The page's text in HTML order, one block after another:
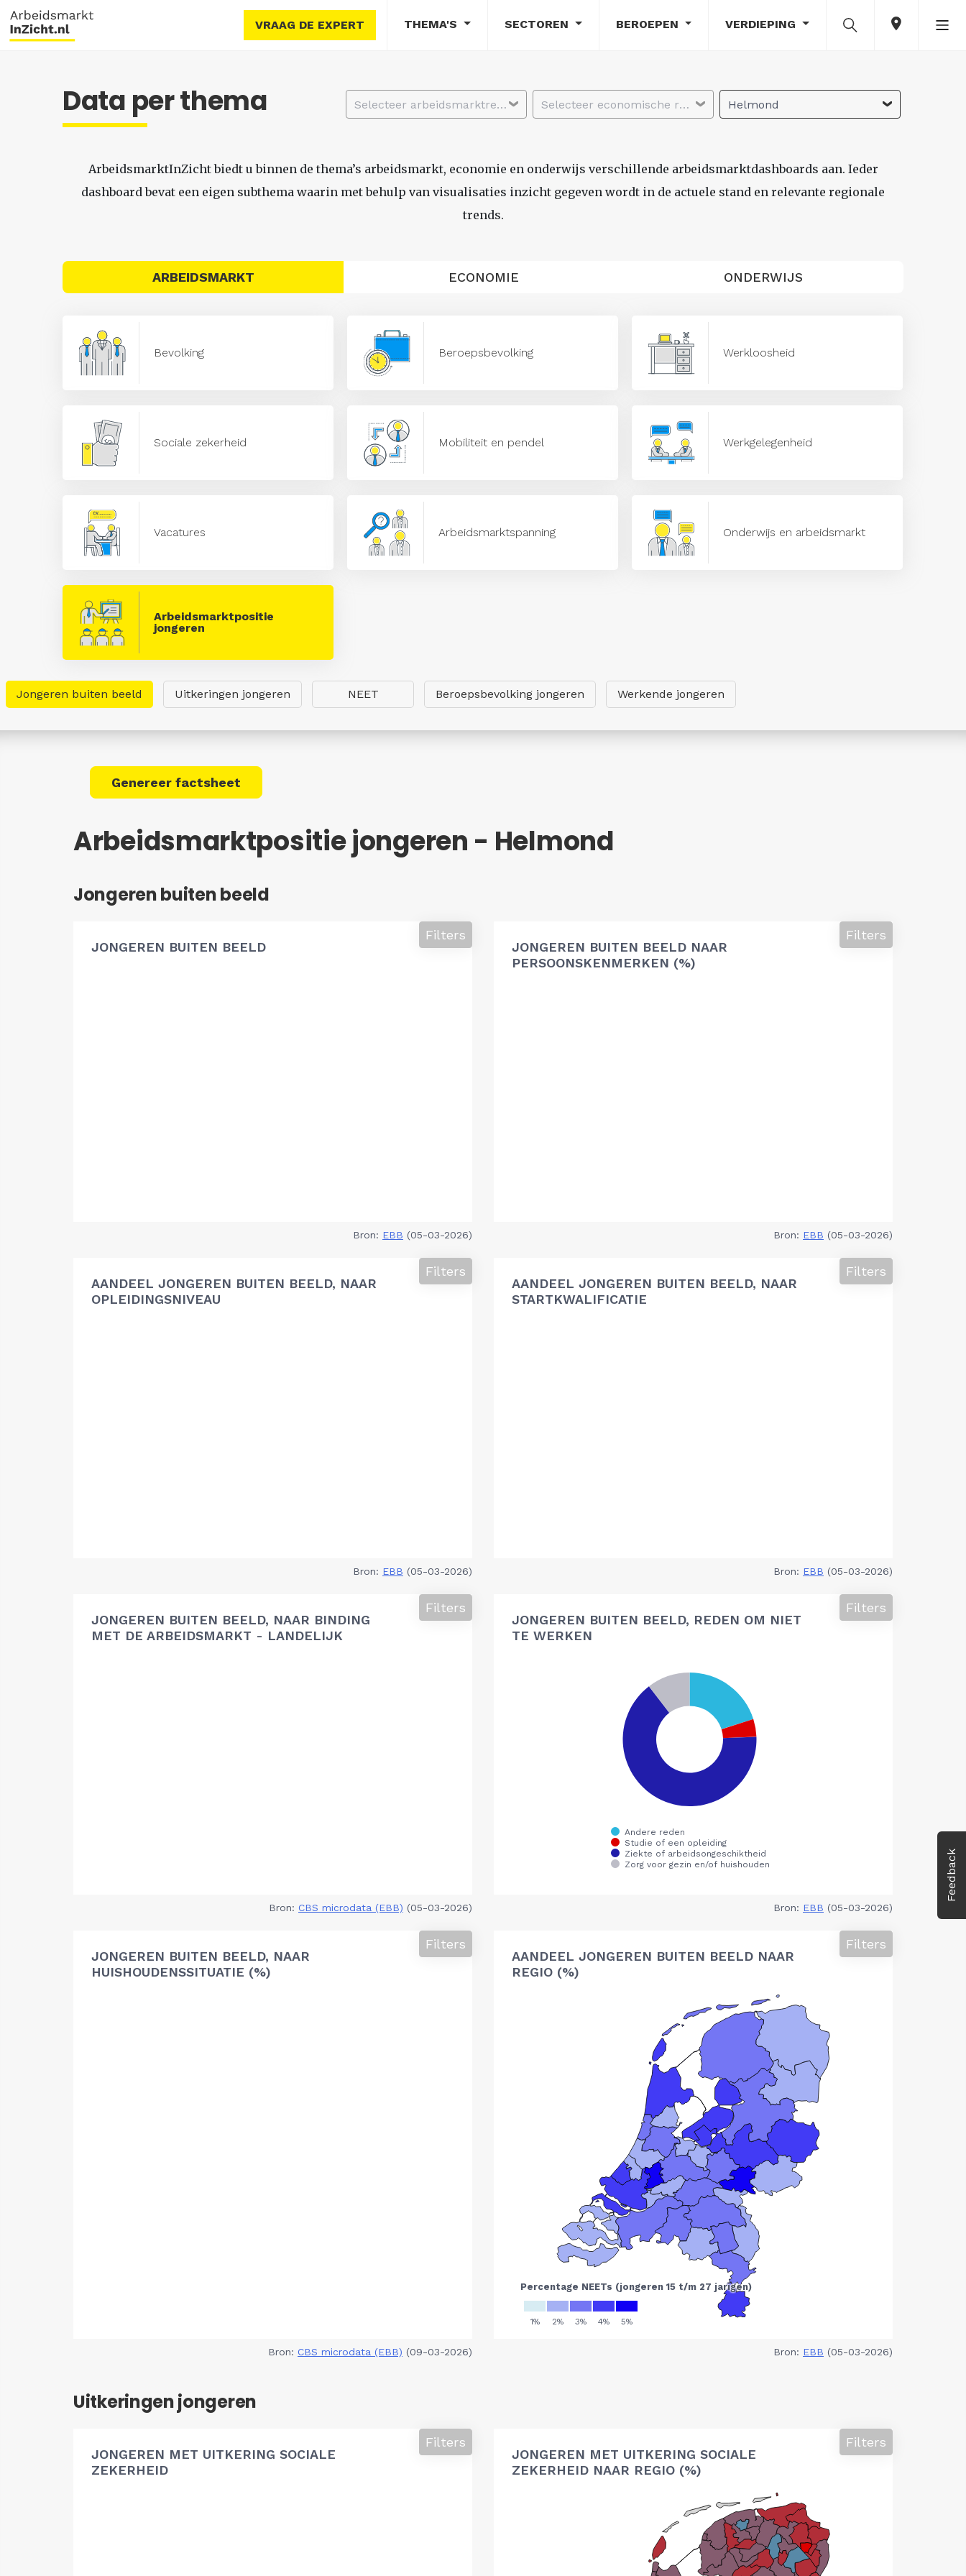
VRAAG DE EXPERT THEMA'S SECTOREN BEROEPEN VERDIEPING
Feedback
Data per thema Selecteer arbeidsmarktregio Selecteer economische regio Helmond
ArbeidsmarktInZicht biedt u binnen de thema’s arbeidsmarkt, economie en onderwijs verschillende arbeidsmarktdashboards aan. Ieder
dashboard bevat een eigen subthema waarin met behulp van visualisaties inzicht gegeven wordt in de actuele stand en relevante regionale
trends.
ARBEIDSMARKT ECONOMIE ONDERWIJS
Bevolking Beroepsbevolking Werkloosheid
Sociale zekerheid Mobiliteit en pendel Werkgelegenheid
Vacatures Arbeidsmarktspanning Onderwijs en arbeidsmarkt
Arbeidsmarktpositie
jongeren
Jongeren buiten beeld Uitkeringen jongeren NEET Beroepsbevolking jongeren Werkende jongeren
Genereer factsheet
Arbeidsmarktpositie jongeren - Helmond
Jongeren buiten beeld
JONGEREN BUITEN BEELD
Filters
Bron: EBB (05-03-2026)
JONGEREN BUITEN BEELD NAAR
PERSOONSKENMERKEN (%)
Filters
Bron: EBB (05-03-2026)
AANDEEL JONGEREN BUITEN BEELD, NAAR
OPLEIDINGSNIVEAU
Filters
Bron: EBB (05-03-2026)
AANDEEL JONGEREN BUITEN BEELD, NAAR
STARTKWALIFICATIE
Filters
Bron: EBB (05-03-2026)
JONGEREN BUITEN BEELD, NAAR BINDING
MET DE ARBEIDSMARKT - LANDELIJK
Filters
Bron: CBS microdata (EBB) (05-03-2026)
JONGEREN BUITEN BEELD, REDEN OM NIET
TE WERKEN
Filters
Bron: EBB (05-03-2026)
JONGEREN BUITEN BEELD, NAAR
HUISHOUDENSSITUATIE (%)
Filters
Bron: CBS microdata (EBB) (09-03-2026)
AANDEEL JONGEREN BUITEN BEELD NAAR
REGIO (%)
Filters
Bron: EBB (05-03-2026)
Uitkeringen jongeren
JONGEREN MET UITKERING SOCIALE
ZEKERHEID
Filters
JONGEREN MET UITKERING SOCIALE
ZEKERHEID NAAR REGIO (%)
Filters